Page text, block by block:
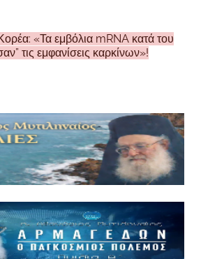
«Τα εμβόλια mRNA κατά του
τις εμφανίσεις καρκίνων»!